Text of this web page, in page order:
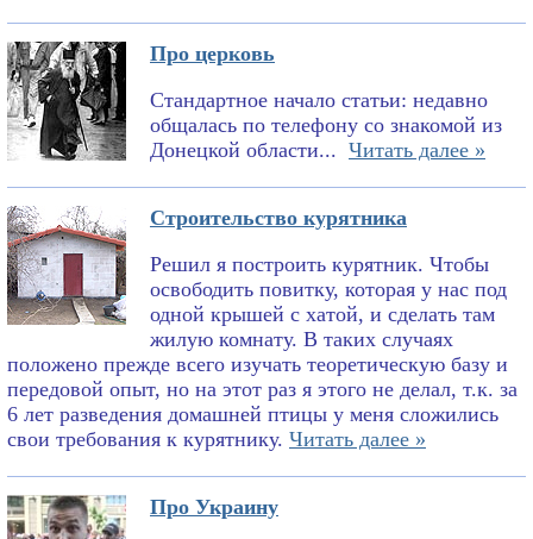
Про церковь
Стандартное начало статьи: недавно
общалась по телефону со знакомой из
Донецкой области... Читать далее »
Строительство курятника
Решил я построить курятник. Чтобы
освободить повитку, которая у нас под
одной крышей с хатой, и сделать там
жилую комнату. В таких случаях
положено прежде всего изучать теоретическую базу и
передовой опыт, но на этот раз я этого не делал, т.к. за
6 лет разведения домашней птицы у меня сложились
свои требования к курятнику. Читать далее »
Про Украину